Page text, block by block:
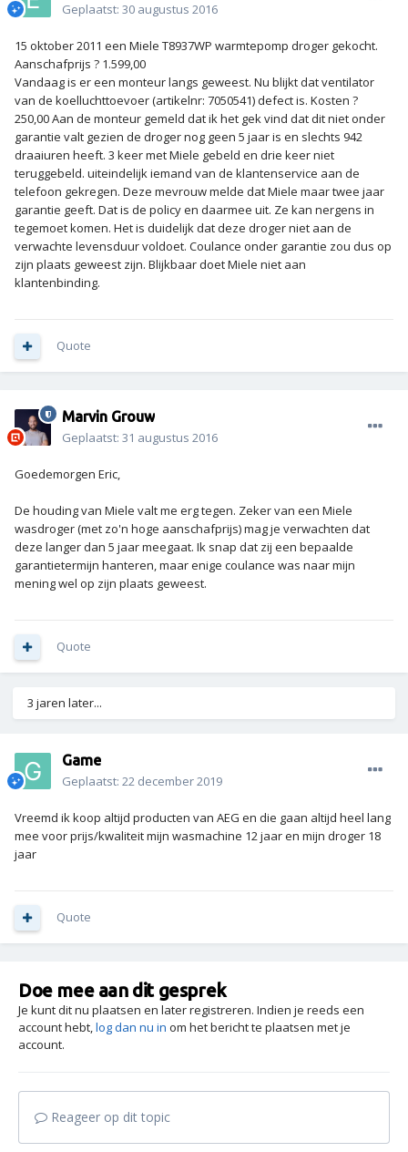
Geplaatst: 30 augustus 2016
15 oktober 2011 een Miele T8937WP warmtepomp droger gekocht.
Aanschafprijs ? 1.599,00
Vandaag is er een monteur langs geweest. Nu blijkt dat ventilator
van de koelluchttoevoer (artikelnr: 7050541) defect is. Kosten ?
250,00 Aan de monteur gemeld dat ik het gek vind dat dit niet onder
garantie valt gezien de droger nog geen 5 jaar is en slechts 942
draaiuren heeft. 3 keer met Miele gebeld en drie keer niet
teruggebeld. uiteindelijk iemand van de klantenservice aan de
telefoon gekregen. Deze mevrouw melde dat Miele maar twee jaar
garantie geeft. Dat is de policy en daarmee uit. Ze kan nergens in
tegemoet komen. Het is duidelijk dat deze droger niet aan de
verwachte levensduur voldoet. Coulance onder garantie zou dus op
zijn plaats geweest zijn. Blijkbaar doet Miele niet aan
klantenbinding.
Quote
Marvin Grouw
Geplaatst: 31 augustus 2016
Goedemorgen Eric,
De houding van Miele valt me erg tegen. Zeker van een Miele
wasdroger (met zo'n hoge aanschafprijs) mag je verwachten dat
deze langer dan 5 jaar meegaat. Ik snap dat zij een bepaalde
garantietermijn hanteren, maar enige coulance was naar mijn
mening wel op zijn plaats geweest.
Quote
3 jaren later...
Game
Geplaatst: 22 december 2019
Vreemd ik koop altijd producten van AEG en die gaan altijd heel lang
mee voor prijs/kwaliteit mijn wasmachine 12 jaar en mijn droger 18
jaar
Quote
Doe mee aan dit gesprek
Je kunt dit nu plaatsen en later registreren. Indien je reeds een
account hebt,log dan nu in om het bericht te plaatsen met je
account.
Reageer op dit topic